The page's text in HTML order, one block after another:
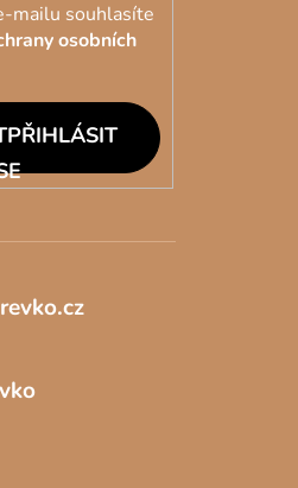
mailu souhlasíte
osobních
PŘIHLÁSIT